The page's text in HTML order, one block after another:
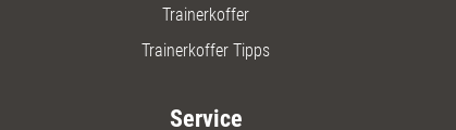
Trainerkoffer
Trainerkoffer Tipps
Service